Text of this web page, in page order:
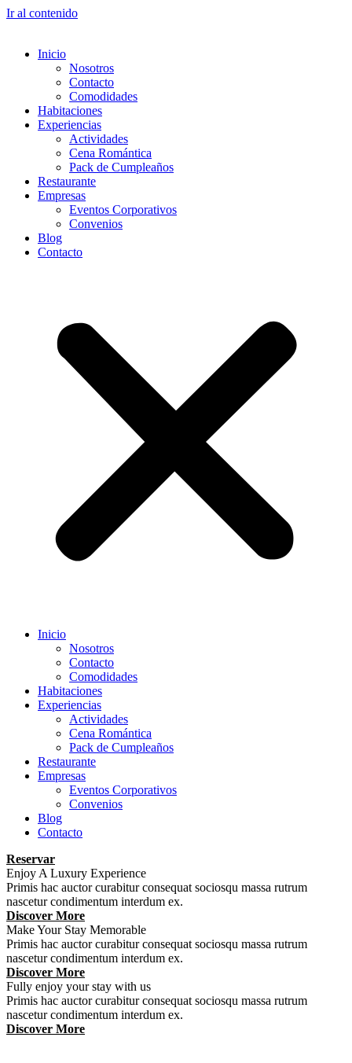
Ir al contenido
Inicio
Nosotros
Contacto
Comodidades
Habitaciones
Experiencias
Actividades
Cena Romántica
Pack de Cumpleaños
Restaurante
Empresas
Eventos Corporativos
Convenios
Blog
Contacto
Inicio
Nosotros
Contacto
Comodidades
Habitaciones
Experiencias
Actividades
Cena Romántica
Pack de Cumpleaños
Restaurante
Empresas
Eventos Corporativos
Convenios
Blog
Contacto
Reservar
Enjoy A Luxury Experience
Primis hac auctor curabitur consequat sociosqu massa rutrum
nascetur condimentum interdum ex.
Discover More
Make Your Stay Memorable
Primis hac auctor curabitur consequat sociosqu massa rutrum
nascetur condimentum interdum ex.
Discover More
Fully enjoy your stay with us
Primis hac auctor curabitur consequat sociosqu massa rutrum
nascetur condimentum interdum ex.
Discover More